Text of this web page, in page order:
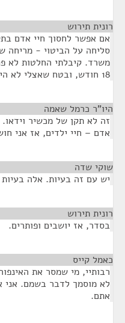
רונית תירוש
אם אפשר לחסוך חיי אדם
סליחה על הביטוי - מריחה
משרד. קיבלתי החלטות לא
18 חודש, ובטח שאצלי לא היה מדובר בחיי אדם.
היו"ר כרמל שאמה
זה לא תקן של מכשיר
אדם – חיי ילדים, אז אני
שוקי שדה
יש עם זה בעיות. אלה בעיות
רונית תירוש
בסדר, אז יושבים ופותרים.
כאמל קייס
רבותיי, מי שמסר את
לא מוסמך לדבר בשמם. אני
אתם.